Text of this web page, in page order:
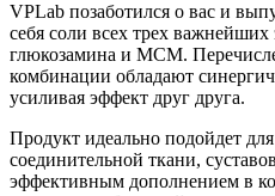
VPLab позаботился о вас и
себя соли всех трех
глюкозамина и МСМ.
комбинации обладают
усиливая эффект друг друга.
Продукт идеально подойдет
соединительной ткани,
эффективным дополнением в